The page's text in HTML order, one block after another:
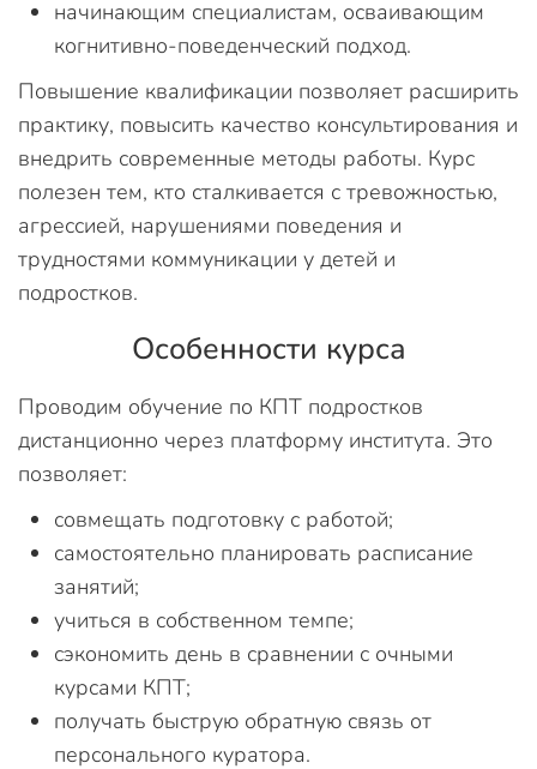
начинающим специалистам, осваивающим
когнитивно-поведенческий подход.
Повышение квалификации позволяет расширить
практику, повысить качество консультирования и
внедрить современные методы работы. Курс
полезен тем, кто сталкивается с тревожностью,
агрессией, нарушениями поведения и
трудностями коммуникации у детей и
подростков.
Особенности курса
Проводим обучение по КПТ подростков
дистанционно через платформу института. Это
позволяет:
совмещать подготовку с работой;
самостоятельно планировать расписание
занятий;
учиться в собственном темпе;
сэкономить день в сравнении с очными
курсами КПТ;
получать быструю обратную связь от
персонального куратора.